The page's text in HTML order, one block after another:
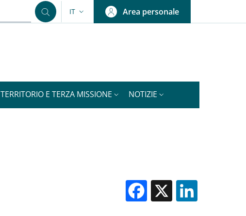
SELETTORE LINGUA: CURRENT LANGUAGE
IT Area personale
TERRITORIO E TERZA MISSIONE NOTIZIE
Facebook
X